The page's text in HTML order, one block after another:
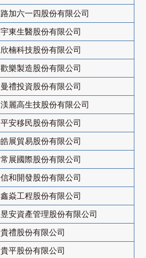
路加六一四股份有限公司
宇東生醫股份有限公司
欣楠科技股份有限公司
歡樂製造股份有限公司
曼禮投資股份有限公司
渼麗高生技股份有限公司
平安移民股份有限公司
皓展貿易股份有限公司
常展國際股份有限公司
信和開發股份有限公司
鑫焱工程股份有限公司
昱安資產管理股份有限公司
貴禮股份有限公司
貴平股份有限公司